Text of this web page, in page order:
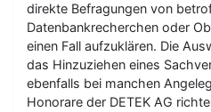
direkte Befragungen von
Datenbankrecherchen oder
einen Fall aufzuklären. Die
das Hinzuziehen eines
ebenfalls bei manchen
Honorare der DETEK AG